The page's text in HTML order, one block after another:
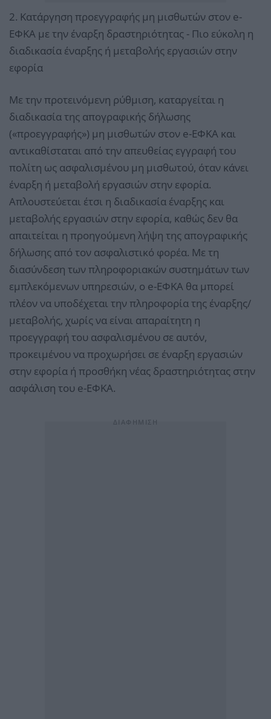
2. Κατάργηση προεγγραφής μη μισθωτών στον e-
ΕΦΚΑ με την έναρξη δραστηριότητας - Πιο εύκολη η
διαδικασία έναρξης ή μεταβολής εργασιών στην
εφορία
Με την προτεινόμενη ρύθμιση, καταργείται η
διαδικασία της απογραφικής δήλωσης
(«προεγγραφής») μη μισθωτών στον e-ΕΦΚΑ και
αντικαθίσταται από την απευθείας εγγραφή του
πολίτη ως ασφαλισμένου μη μισθωτού, όταν κάνει
έναρξη ή μεταβολή εργασιών στην εφορία.
Απλουστεύεται έτσι η διαδικασία έναρξης και
μεταβολής εργασιών στην εφορία, καθώς δεν θα
απαιτείται η προηγούμενη λήψη της απογραφικής
δήλωσης από τον ασφαλιστικό φορέα. Με τη
διασύνδεση των πληροφοριακών συστημάτων των
εμπλεκόμενων υπηρεσιών, ο e-ΕΦΚΑ θα μπορεί
πλέον να υποδέχεται την πληροφορία της έναρξης/
μεταβολής, χωρίς να είναι απαραίτητη η
προεγγραφή του ασφαλισμένου σε αυτόν,
προκειμένου να προχωρήσει σε έναρξη εργασιών
στην εφορία ή προσθήκη νέας δραστηριότητας στην
ασφάλιση του e-ΕΦΚΑ.